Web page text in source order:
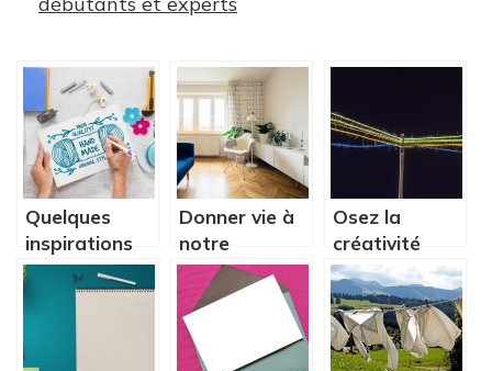
Quelques
inspirations
de décoration
à la DIY
Donner vie à
notre
intérieur.
Osez la
créativité
avec les kits
DIY